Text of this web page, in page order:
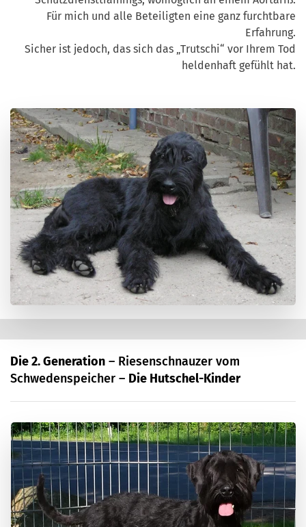
Für mich und alle Beteiligten eine ganz furchtbare
Erfahrung.
Sicher ist jedoch, das sich das „Trutschi“ vor Ihrem Tod
heldenhaft gefühlt hat.
Die 2. Generation – Riesenschnauzer vom
Schwedenspeicher – Die Hutschel-Kinder